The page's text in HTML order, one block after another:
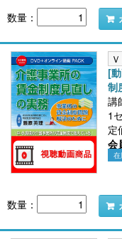
数量：
[
制
講
1
定
会
在
数量：